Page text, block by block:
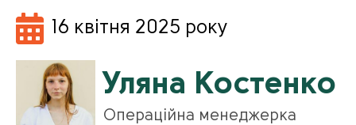
16 квітня 2025 року
Уляна Костенко
Операційна менеджерка